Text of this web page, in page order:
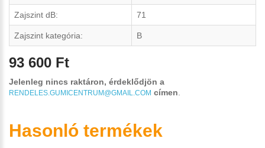
Zajszint dB: 71
Zajszint kategória: B
93 600 Ft
Jelenleg nincs raktáron, érdeklődjön a
RENDELES.GUMICENTRUM@GMAIL.COM címen
Hasonló termékek